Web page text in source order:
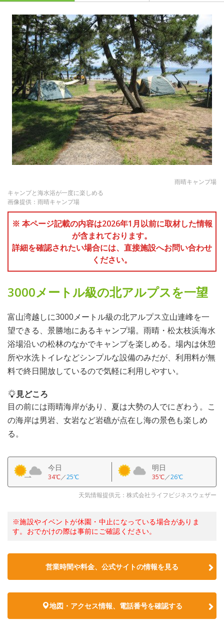
雨晴キャンプ場
キャンプと海水浴が一度に楽しめる
画像提供：雨晴キャンプ場
※ 本ページ記載の内容は2026年1月以前に取材した情報
が含まれております。
詳細を確認されたい場合には、直接施設へお問い合わせ
ください。
3000メートル級の北アルプスを一望
富山湾越しに3000メートル級の北アルプス立山連峰を一
望できる、景勝地にあるキャンプ場。雨晴・松太枝浜海水
浴場沿いの松林のなかでキャンプを楽しめる。場内は休憩
所や水洗トイレなどシンプルな設備のみだが、利用料が無
料で終日開放しているので気軽に利用しやすい。
見どころ
目の前には雨晴海岸があり、夏は大勢の人でにぎわう。こ
の海岸は男岩、女岩など岩礁が点在し海の景色も楽しめ
る。
今日
34℃／25℃
明日
35℃／26℃
天気情報提供元：株式会社ライフビジネスウェザー
※施設やイベントが休園・中止になっている場合がありま
す。おでかけの際は事前にご確認ください。
営業時間や料金、公式サイトの情報を見る
地図・アクセス情報、電話番号を確認する